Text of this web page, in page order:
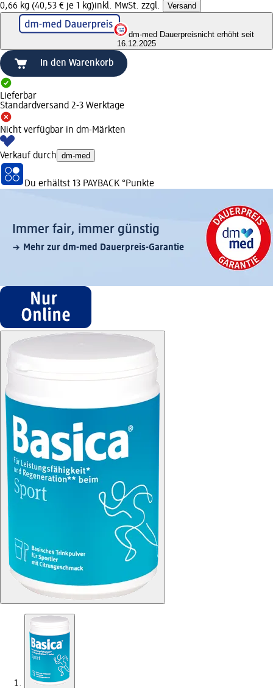
0,66 kg (40,53 € je 1 kg)inkl. MwSt. zzgl. Versand
dm-med Dauerpreisnicht erhöht seit
16.12.2025
In den Warenkorb
Lieferbar
Standardversand 2-3 Werktage
Nicht verfügbar in dm-Märkten
Verkauf durch dm-med
Du erhältst 13 PAYBACK °Punkte
Immer fair,­ immer günstig
Mehr zur dm-med Dauerpreis-Garantie